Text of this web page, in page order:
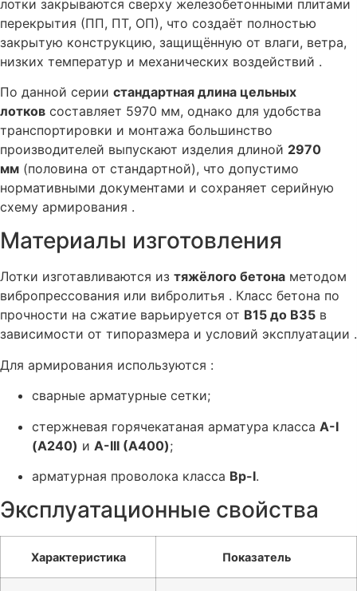
лотки закрываются сверху железобетонными плитами
перекрытия (ПП, ПТ, ОП), что создаёт полностью
закрытую конструкцию, защищённую от влаги, ветра,
низких температур и механических воздействий .
По данной серии стандартная длина цельных
лотков составляет 5970 мм, однако для удобства
транспортировки и монтажа большинство
производителей выпускают изделия длиной 2970
мм (половина от стандартной), что допустимо
нормативными документами и сохраняет серийную
схему армирования .
Материалы изготовления
Лотки изготавливаются из тяжёлого бетона методом
вибропрессования или вибролитья . Класс бетона по
прочности на сжатие варьируется от В15 до В35 в
зависимости от типоразмера и условий эксплуатации .
Для армирования используются :
сварные арматурные сетки;
стержневая горячекатаная арматура класса А-I
(А240) и А-III (А400);
арматурная проволока класса Вр-I.
Эксплуатационные свойства
Характеристика Показатель